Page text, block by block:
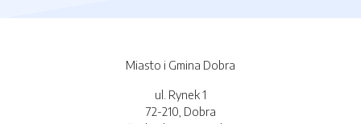
Miasto i Gmina Dobra
ul. Rynek 1
72-210, Dobra